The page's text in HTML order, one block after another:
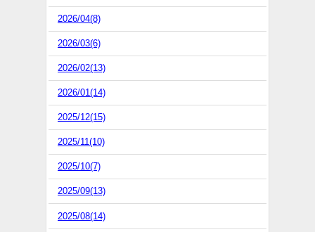
2026/04(8)
2026/03(6)
2026/02(13)
2026/01(14)
2025/12(15)
2025/11(10)
2025/10(7)
2025/09(13)
2025/08(14)